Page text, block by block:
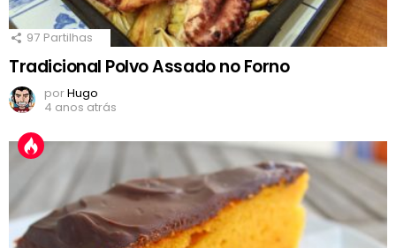
97 Partilhas
Tradicional Polvo Assado no Forno
porHugo
4 anos atrás